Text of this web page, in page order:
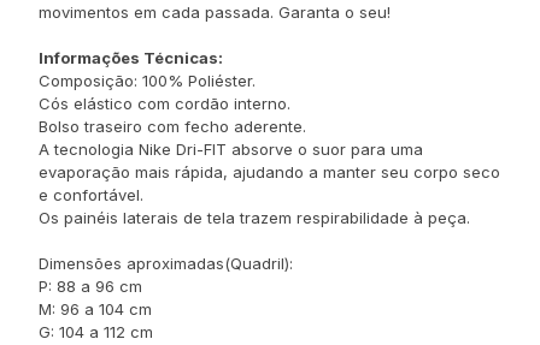
movimentos em cada passada. Garanta o seu!
Informações Técnicas:
Composição: 100% Poliéster.
Cós elástico com cordão interno.
Bolso traseiro com fecho aderente.
A tecnologia Nike Dri-FIT absorve o suor para uma
evaporação mais rápida, ajudando a manter seu corpo seco
e confortável.
Os painéis laterais de tela trazem respirabilidade à peça.
Dimensões aproximadas(Quadril):
P: 88 a 96 cm
M: 96 a 104 cm
G: 104 a 112 cm